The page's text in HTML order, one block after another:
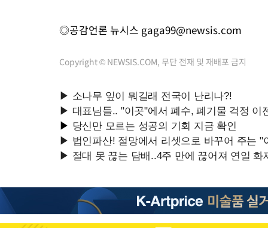
◎공감언론 뉴시스 gaga99@newsis.com
Copyright © NEWSIS.COM, 무단 전재 및 재배포 금지